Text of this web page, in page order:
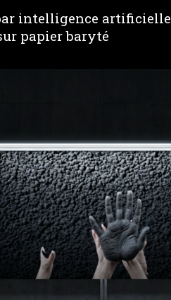
intelligence artificielle
papier baryté